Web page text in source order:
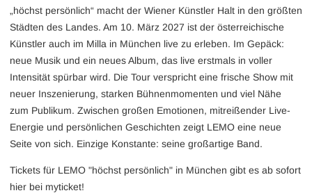
„höchst persönlich“ macht der Wiener Künstler Halt in den größten
Städten des Landes. Am 10. März 2027 ist der österreichische
Künstler auch im Milla in München live zu erleben. Im Gepäck:
neue Musik und ein neues Album, das live erstmals in voller
Intensität spürbar wird. Die Tour verspricht eine frische Show mit
neuer Inszenierung, starken Bühnenmomenten und viel Nähe
zum Publikum. Zwischen großen Emotionen, mitreißender Live-
Energie und persönlichen Geschichten zeigt LEMO eine neue
Seite von sich. Einzige Konstante: seine großartige Band.
Tickets für LEMO "höchst persönlich" in München gibt es ab sofort
hier bei myticket!